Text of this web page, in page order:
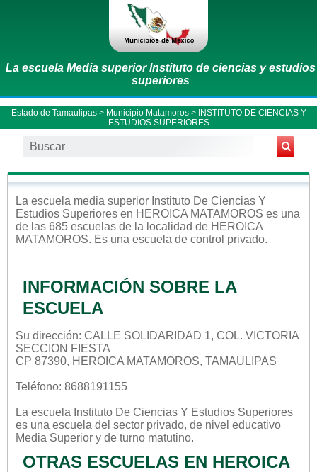
La escuela Media superior Instituto de ciencias y estudios
superiores
Estado de Tamaulipas> Municipio Matamoros> INSTITUTO DE CIENCIAS Y
ESTUDIOS SUPERIORES
La escuela media superior Instituto De Ciencias Y
Estudios Superiores en HEROICA MATAMOROS es una
de las 685 escuelas de la localidad de HEROICA
MATAMOROS. Es una escuela de control privado.
INFORMACIÓN SOBRE LA
ESCUELA
Su dirección: CALLE SOLIDARIDAD 1, COL. VICTORIA
SECCION FIESTA
CP 87390, HEROICA MATAMOROS, TAMAULIPAS
Teléfono: 8688191155
La escuela Instituto De Ciencias Y Estudios Superiores
es una escuela del sector privado, de nivel educativo
Media Superior y de turno matutino.
OTRAS ESCUELAS EN HEROICA